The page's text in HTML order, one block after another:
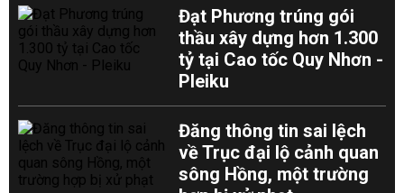
Đạt Phương trúng gói
thầu xây dựng hơn 1.300
tỷ tại Cao tốc Quy Nhơn -
Pleiku
Đăng thông tin sai lệch
về Trục đại lộ cảnh quan
sông Hồng, một trường